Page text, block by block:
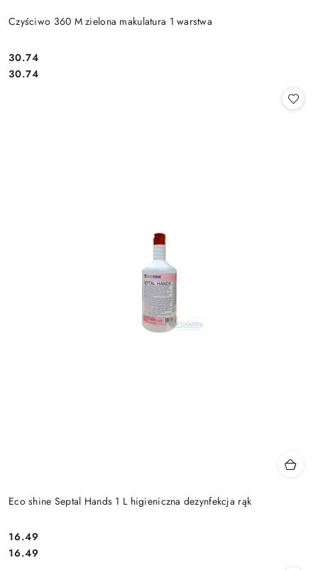
Czyściwo 360 M zielona makulatura 1 warstwa
Cena:
30.74
Cena:
30.74
Eco shine Septal Hands 1 L higieniczna dezynfekcja rąk
Cena:
16.49
Cena:
16.49